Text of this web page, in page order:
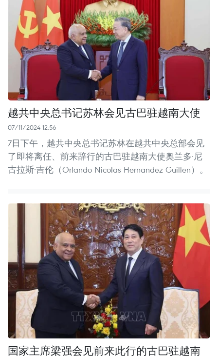
越共中央总书记苏林会见古巴驻越南大使
07/11/2024 12:56
7日下午，越共中央总书记苏林在越共中央总部会见
了即将离任、前来辞行的古巴驻越南大使奥兰多·尼
古拉斯·吉伦（Orlando Nicolas Hernandez Guillen）。
国家主席梁强会见前来此行的古巴驻越南